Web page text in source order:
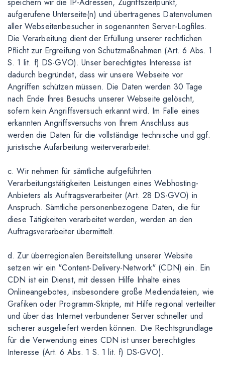
aufgerufene Unterseite(n) und übertragenes Datenvolumen
aller Webseitenbesucher in sogenannten Server-Logfiles.
Die Verarbeitung dient der Erfüllung unserer rechtlichen
Pflicht zur Ergreifung von Schutzmaßnahmen (Art. 6 Abs. 1
S. 1 lit. f) DS-GVO). Unser berechtigtes Interesse ist
dadurch begründet, dass wir unsere Webseite vor
Angriffen schützen müssen. Die Daten werden 30 Tage
nach Ende Ihres Besuchs unserer Webseite gelöscht,
sofern kein Angriffsversuch erkannt wird. Im Falle eines
erkannten Angriffsversuchs von Ihrem Anschluss aus
werden die Daten für die vollständige technische und ggf.
juristische Aufarbeitung weiterverarbeitet.
c. Wir nehmen für sämtliche aufgeführten
Verarbeitungstätigkeiten Leistungen eines Webhosting-
Anbieters als Auftragsverarbeiter (Art. 28 DS-GVO) in
Anspruch. Sämtliche personenbezogene Daten, die für
diese Tätigkeiten verarbeitet werden, werden an den
Auftragsverarbeiter übermittelt.
d. Zur überregionalen Bereitstellung unserer Website
setzen wir ein "Content-Delivery-Network" (CDN) ein. Ein
CDN ist ein Dienst, mit dessen Hilfe Inhalte eines
Onlineangebotes, insbesondere große Mediendateien, wie
Grafiken oder Programm-Skripte, mit Hilfe regional verteilter
und über das Internet verbundener Server schneller und
sicherer ausgeliefert werden können. Die Rechtsgrundlage
für die Verwendung eines CDN ist unser berechtigtes
Interesse (Art. 6 Abs. 1 S. 1 lit. f) DS-GVO).